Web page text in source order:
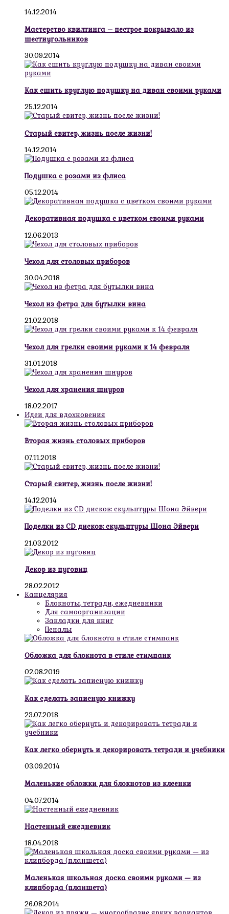
14.12.2014
Мастерство квилтинга – пестрое покрывало из
шестиугольников
30.09.2014
Как сшить круглую подушку на диван своими руками
25.12.2014
Старый свитер, жизнь после жизни!
14.12.2014
Подушка с розами из флиса
05.12.2014
Декоративная подушка с цветком своими руками
12.06.2013
Чехол для столовых приборов
30.04.2018
Чехол из фетра для бутылки вина
21.02.2018
Чехол для грелки своими руками к 14 февраля
31.01.2018
Чехол для хранения шнуров
18.02.2017
Идеи для вдохновения
Вторая жизнь столовых приборов
07.11.2018
Старый свитер, жизнь после жизни!
14.12.2014
Поделки из CD дисков: скульптуры Шона Эйвери
21.03.2012
Декор из пуговиц
28.02.2012
Канцелярия
Блокноты, тетради, ежедневники
Для самоорганизации
Закладки для книг
Пеналы
Обложка для блокнота в стиле стимпанк
02.08.2019
Как сделать записную книжку
23.07.2018
Как легко обернуть и декорировать тетради и учебники
03.09.2014
Маленькие обложки для блокнотов из клеенки
04.07.2014
Настенный ежедневник
18.04.2018
Маленькая школьная доска своими руками — из
клипборда (планшета)
26.08.2014